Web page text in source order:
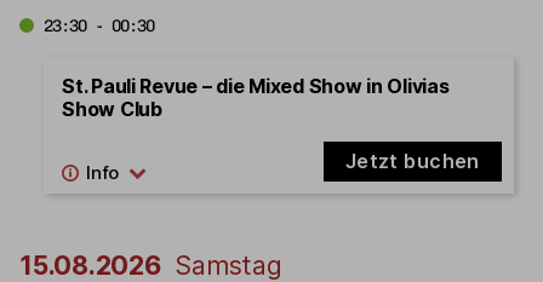
23:30 - 00:30
St. Pauli Revue – die Mixed Show in Olivias
Show Club
Jetzt buchen
15.08.2026 Samstag